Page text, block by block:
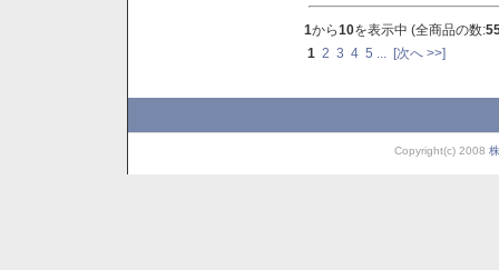
1から10を表示中 (全商品の数:
1 2 3 4 5 [次へ >>]
Copyright(c) 2008